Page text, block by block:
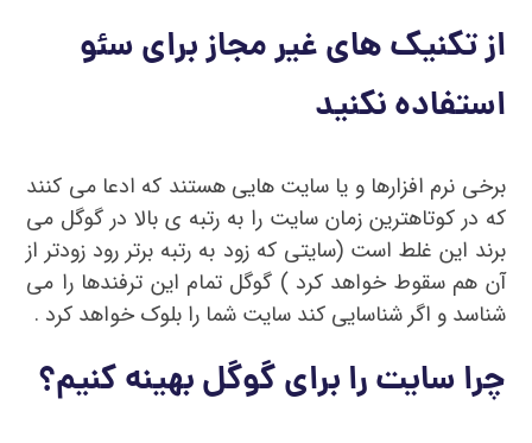
از تکنیک های غیر مجاز برای سئو
استفاده نکنید
برخی نرم افزارها و یا سایت هایی هستند که ادعا می کنند
که در کوتاهترین زمان سایت را به رتبه ی بالا در گوگل می
برند این غلط است (سایتی که زود به رتبه برتر رود زودتر از
آن هم سقوط خواهد کرد ) گوگل تمام این ترفندها را می
شناسد و اگر شناسایی کند سایت شما را بلوک خواهد کرد .
چرا سایت را برای گوگل بهینه کنیم؟